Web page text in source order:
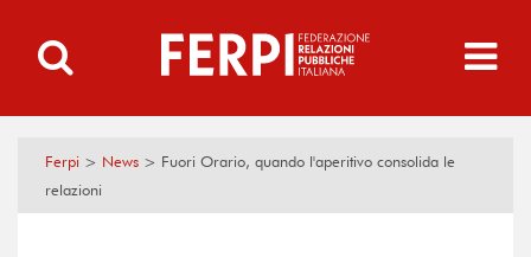
Ferpi > News > Fuori Orario, quando l'aperitivo consolida le
relazioni